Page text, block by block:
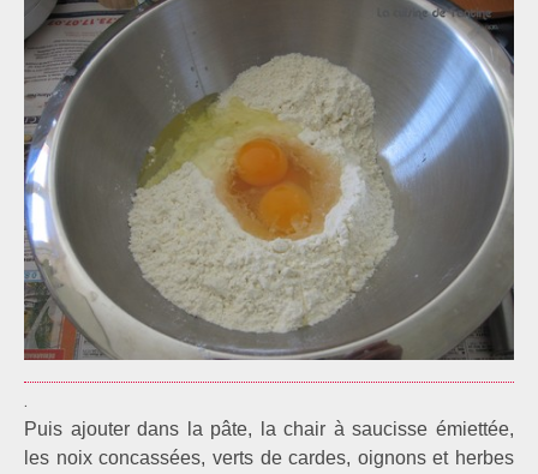
.
Puis ajouter dans la pâte, la chair à saucisse émiettée,
les noix concassées, verts de cardes, oignons et herbes